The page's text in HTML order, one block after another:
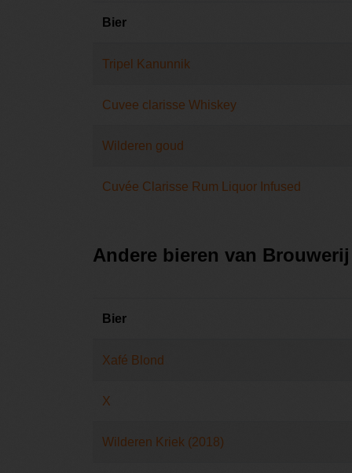
Bier
Tripel Kanunnik
Cuvee clarisse Whiskey
Wilderen goud
Cuvée Clarisse Rum Liquor Infused
Andere bieren van
Bier
Xafé Blond
X
Wilderen Kriek (2018)